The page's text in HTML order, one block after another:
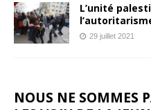
L’unité
29 juillet 2021
NOUS NE SOMMES